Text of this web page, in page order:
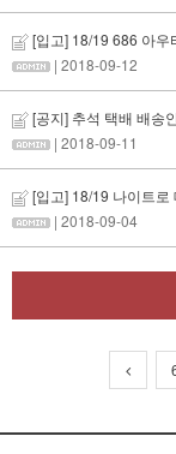
[입고] 18/19 686 아우
| 2018-09-12
[공지] 추석 택배 배송
| 2018-09-11
[입고] 18/19 나이트로
| 2018-09-04